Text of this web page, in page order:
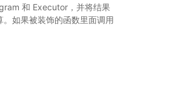
和 Executor，并将结果
如果被装饰的函数里面调用